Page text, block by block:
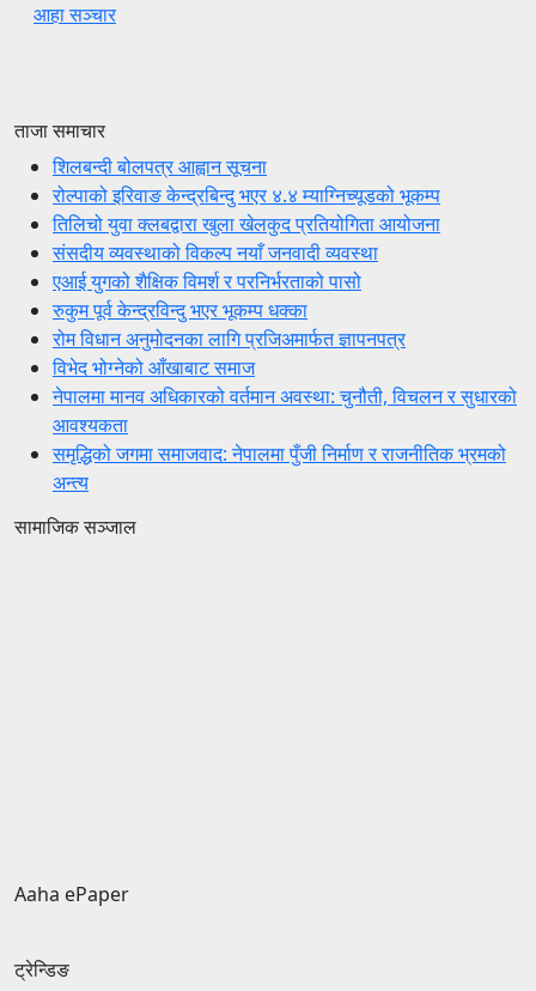
आहा सञ्चार
ताजा समाचार
शिलबन्दी बोलपत्र आह्वान सूचना
रोल्पाको इरिवाङ केन्द्रबिन्दु भएर ४.४ म्याग्निच्यूडको भूकम्प
तिलिचो युवा क्लबद्वारा खुला खेलकुद प्रतियोगिता आयोजना
संसदीय व्यवस्थाको विकल्प नयाँ जनवादी व्यवस्था
एआई युगको शैक्षिक विमर्श र परनिर्भरताको पासो
रुकुम पूर्व केन्द्रविन्दु भएर भूकम्प धक्का
रोम विधान अनुमोदनका लागि प्रजिअमार्फत ज्ञापनपत्र
विभेद भोग्नेको आँखाबाट समाज
नेपालमा मानव अधिकारको वर्तमान अवस्था: चुनौती, विचलन र सुधारको
आवश्यकता
समृद्धिको जगमा समाजवाद: नेपालमा पुँजी निर्माण र राजनीतिक भ्रमको
अन्त्य
सामाजिक सञ्जाल
Aaha ePaper
ट्रेन्डिङ